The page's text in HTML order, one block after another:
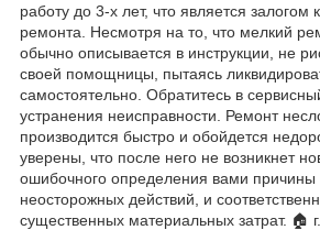
работу до 3-х лет, что является залогом
ремонта. Несмотря на то, что мелкий
обычно описывается в инструкции, не
своей помощницы, пытаясь
самостоятельно. Обратитесь в
устранения неисправности. Ремонт
производится быстро и обойдется
уверены, что после него не возникнет
ошибочного определения вами причины
неосторожных действий, и
существенных материальных затрат. 🏠